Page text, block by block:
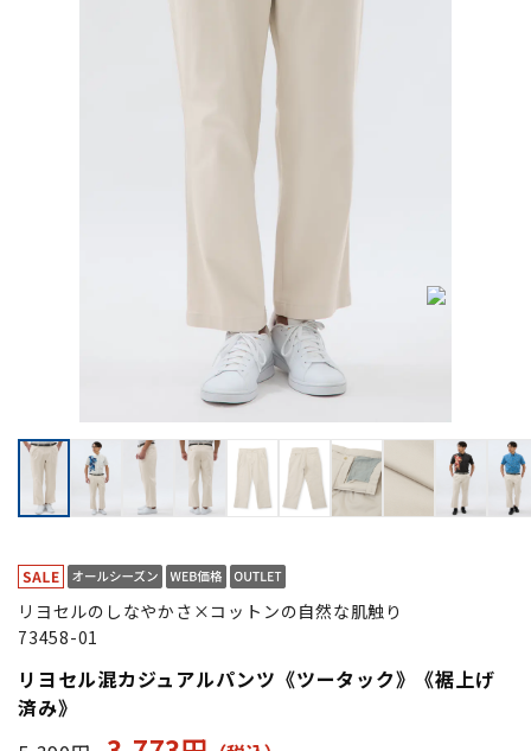
リヨセルのしなやかさ×コットンの自然な肌触り
73458-01
リヨセル混カジュアルパンツ《ツータック》《裾上げ
済み》